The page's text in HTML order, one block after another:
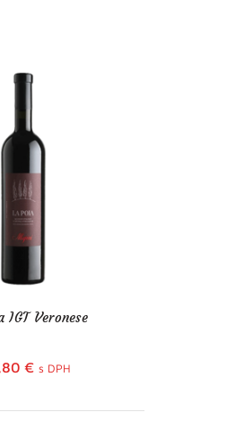
IGT Veronese
€ s DPH